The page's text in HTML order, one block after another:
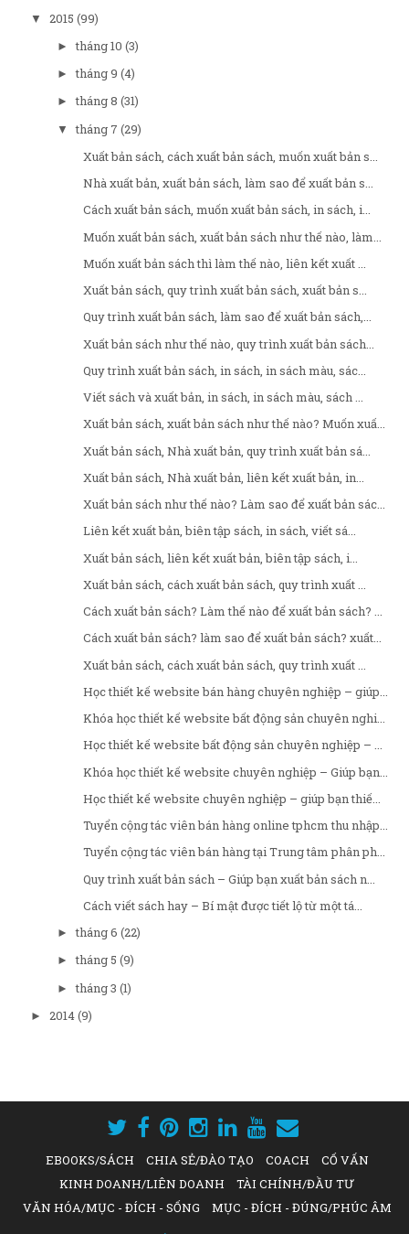
▼ 2015 (99)
►tháng 10 (3)
►tháng 9 (4)
►tháng 8 (31)
▼tháng 7 (29)
Xuất bản sách, cách xuất bản sách, muốn xuất bản s...
Nhà xuất bản, xuất bản sách, làm sao để xuất bản s...
Cách xuất bản sách, muốn xuất bản sách, in sách, i...
Muốn xuất bản sách, xuất bản sách như thế nào, làm...
Muốn xuất bản sách thì làm thế nào, liên kết xuất ...
Xuất bản sách, quy trình xuất bản sách, xuất bản s...
Quy trình xuất bản sách, làm sao để xuất bản sách,...
Xuất bản sách như thế nào, quy trình xuất bản sách...
Quy trình xuất bản sách, in sách, in sách màu, sác...
Viết sách và xuất bản, in sách, in sách màu, sách ...
Xuất bản sách, xuất bản sách như thế nào? Muốn xuấ...
Xuất bản sách, Nhà xuất bản, quy trình xuất bản sá...
Xuất bản sách, Nhà xuất bản, liên kết xuất bản, in...
Xuất bản sách như thế nào? Làm sao để xuất bản sác...
Liên kết xuất bản, biên tập sách, in sách, viết sá...
Xuất bản sách, liên kết xuất bản, biên tập sách, i...
Xuất bản sách, cách xuất bản sách, quy trình xuất ...
Cách xuất bản sách? Làm thế nào để xuất bản sách? ...
Cách xuất bản sách? làm sao để xuất bản sách? xuất...
Xuất bản sách, cách xuất bản sách, quy trình xuất ...
Học thiết kế website bán hàng chuyên nghiệp – giúp...
Khóa học thiết kế website bất động sản chuyên nghi...
Học thiết kế website bất động sản chuyên nghiệp – ...
Khóa học thiết kế website chuyên nghiệp – Giúp bạn...
Học thiết kế website chuyên nghiệp – giúp bạn thiế...
Tuyển cộng tác viên bán hàng online tphcm thu nhập...
Tuyển cộng tác viên bán hàng tại Trung tâm phân ph...
Quy trình xuất bản sách – Giúp bạn xuất bản sách n...
Cách viết sách hay – Bí mật được tiết lộ từ một tá...
►tháng 6 (22)
►tháng 5 (9)
►tháng 3 (1)
► 2014(9)
EBOOKS/SÁCH CHIA SẺ/ĐÀO TẠO COACH
CỐ VẤN
KINH DOANH/LIÊN DOANH
TÀI CHÍNH/ĐẦU TƯ
VĂN HÓA/MỤC - ĐÍCH - SỐNG
MỤC - ĐÍCH - ĐÚNG/PHÚC ÂM